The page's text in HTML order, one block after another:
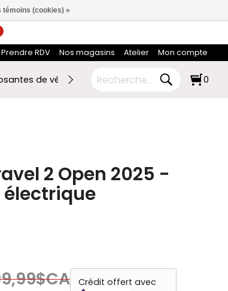
Prendre RDV Nos magasins Atelier Mon compte
de vélo Ski de fond RABAIS FIN DE
0
2 Open 2025 -
électrique
Crédit offert avec
témoins (cookies) »